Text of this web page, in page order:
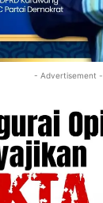
- Advertisement -